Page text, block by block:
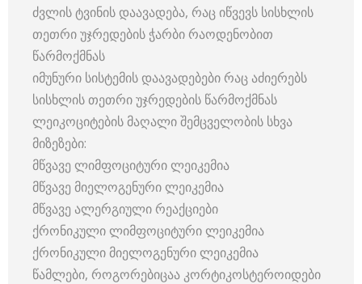
ძვლის ტვინის დაავადება, რაც იწვევს სისხლის
თეთრი უჯრედების ჭარბი რაოდენობით
წარმოქმნას
იმუნური სისტემის დაავადებები რაც აძიერებს
სისხლის თეთრი უჯრედების წარმოქმნას
ლეიკოციტების მაღალი შემცველობის სხვა
მიზეზები:
მწვავე ლიმფოციტური ლეიკემია
მწვავე მიელოგენური ლეიკემია
მწვავე ალერგიული რეაქციები
ქრონიკული ლიმფოციტური ლეიკემია
ქრონიკული მიელოგენური ლეიკემია
წამლები, როგორებიცაა კორტიკოსტეროიდები